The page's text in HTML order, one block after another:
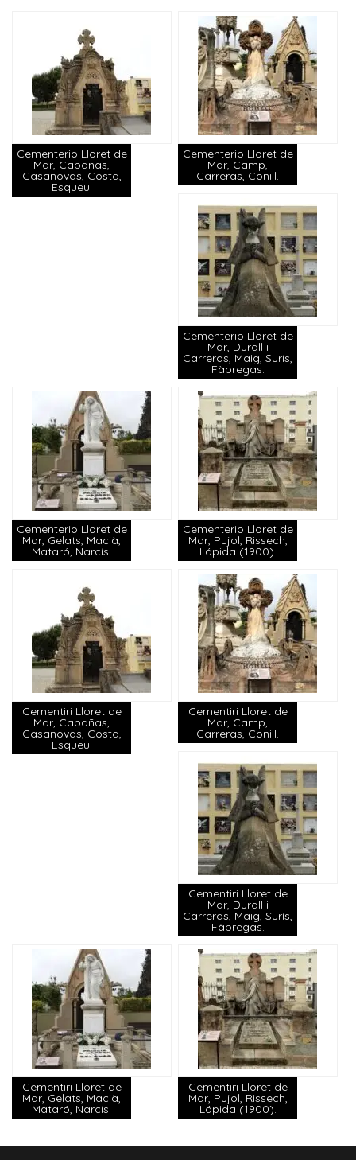
Cementerio Lloret de
Mar, Cabañas,
Casanovas, Costa,
Esqueu.
Cementerio Lloret de
Mar, Camp,
Carreras, Conill.
Cementerio Lloret de
Mar, Durall i
Carreras, Maig, Surís,
Fàbregas.
Cementerio Lloret de
Mar, Gelats, Macià,
Mataró, Narcís.
Cementerio Lloret de
Mar, Pujol, Rissech,
Lápida (1900).
Cementiri Lloret de
Mar, Cabañas,
Casanovas, Costa,
Esqueu.
Cementiri Lloret de
Mar, Camp,
Carreras, Conill.
Cementiri Lloret de
Mar, Durall i
Carreras, Maig, Surís,
Fàbregas.
Cementiri Lloret de
Mar, Gelats, Macià,
Mataró, Narcís.
Cementiri Lloret de
Mar, Pujol, Rissech,
Lápida (1900).